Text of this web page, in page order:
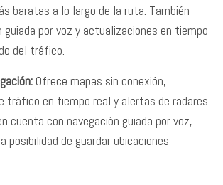
baratas a lo largo de la ruta. También
guiada por voz y actualizaciones en tiempo
del tráfico.
Ofrece mapas sin conexión,
tráfico en tiempo real y alertas de radares
cuenta con navegación guiada por voz,
posibilidad de guardar ubicaciones